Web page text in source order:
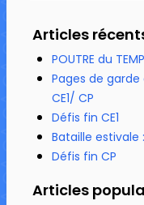
Articles
POUTRE du
Pages de
CE1/ CP
Défis fin CE1
Bataille
Défis fin CP
Articles